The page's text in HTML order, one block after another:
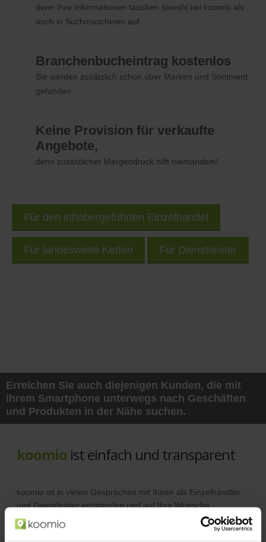
denn Ihre Informationen tauchen sowohl bei koomio als
auch in Suchmaschinen auf
Branchenbucheintrag kostenlos
Sie werden zusätzlich schon über Marken und Sortiment
gefunden
Keine Provision für verkaufte
Angebote,
denn zusätzlicher Margendruck hilft niemandem!
Für den inhabergeführten Einzelhandel
Für landesweite Ketten Für Dienstleister
Erreichen Sie auch diejenigen Kunden, die mit
ihrem Smartphone unterwegs nach Geschäften
und Produkten in der Nähe suchen.
koomio ist einfach und transparent
koomio ist in vielen Gesprächen mit Ihnen als Einzelhändler
und Dienstleister entstanden und auf Ihre Wünsche
abgestimmt.